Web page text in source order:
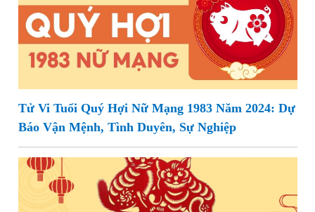
Tử Vi Tuổi Quý Hợi Nữ Mạng 1983 Năm 2024: Dự
Báo Vận Mệnh, Tình Duyên, Sự Nghiệp